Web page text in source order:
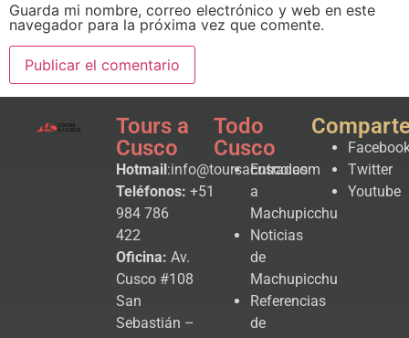
Guarda mi nombre, correo electrónico y web en este
navegador para la próxima vez que comente.
Tours a
Cusco
Hotmail:info@toursacusco.com
Teléfonos: +51
984 786
422
Oficina: Av.
Cusco #108
San
Sebastián –
Todo
Cusco
Entradas
a
Machupicchu
Noticias
de
Machupicchu
Referencias
de
Twitter
Youtube